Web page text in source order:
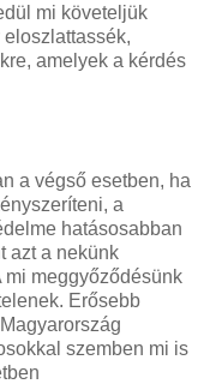
mi követeljük
amelyek a kérdés
a végső esetben, ha
a
hatásosabban
azt a nekünk
mi meggyőződésünk
Erősebb
szemben mi is